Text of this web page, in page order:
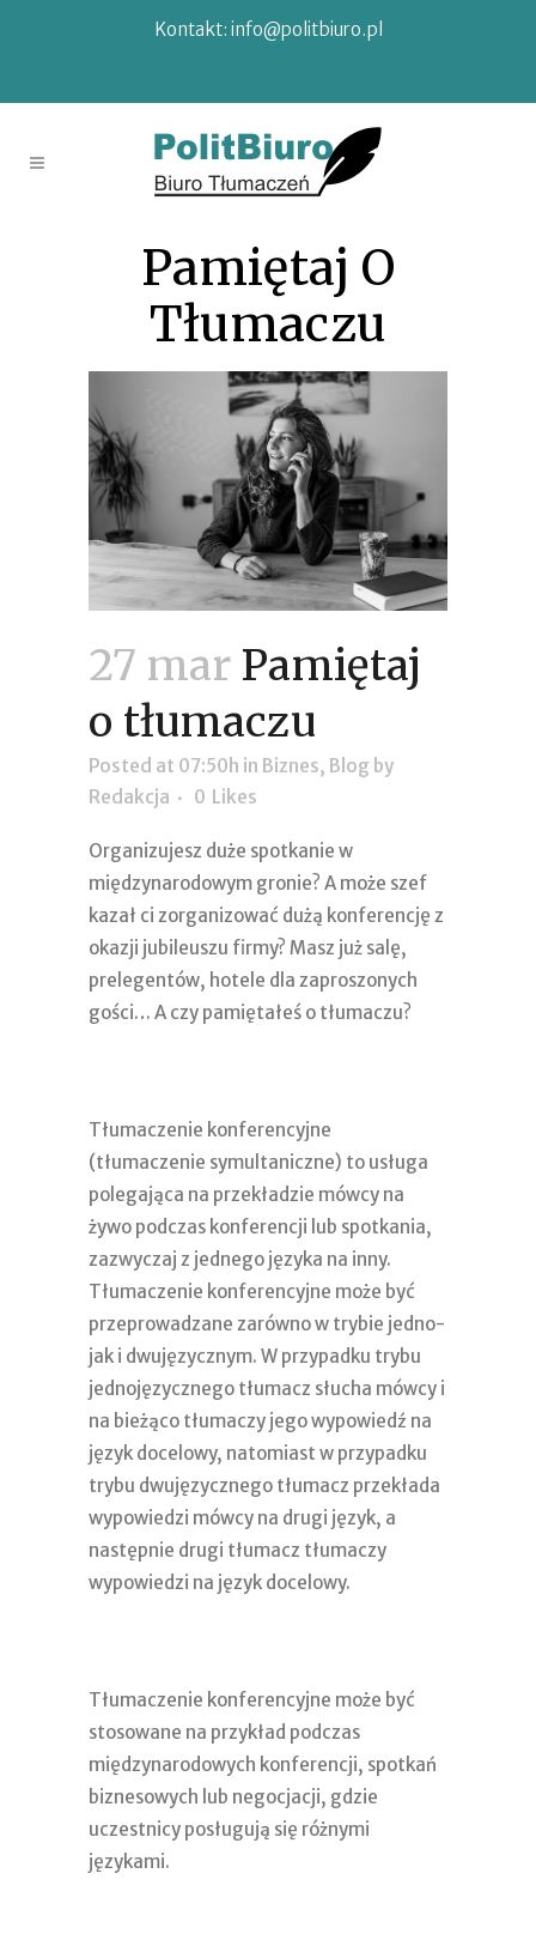
Kontakt: info@politbiuro.pl
Pamiętaj O
Tłumaczu
27 marPamiętaj
o tłumaczu
Posted at 07:50h in Biznes, Blog by
Redakcja
0 Likes
Organizujesz duże spotkanie w
międzynarodowym gronie? A może szef
kazał ci zorganizować dużą konferencję z
okazji jubileuszu firmy? Masz już salę,
prelegentów, hotele dla zaproszonych
gości… A czy pamiętałeś o tłumaczu?
Tłumaczenie konferencyjne
(tłumaczenie symultaniczne) to usługa
polegająca na przekładzie mówcy na
żywo podczas konferencji lub spotkania,
zazwyczaj z jednego języka na inny.
Tłumaczenie konferencyjne może być
przeprowadzane zarówno w trybie jedno-
jak i dwujęzycznym. W przypadku trybu
jednojęzycznego tłumacz słucha mówcy i
na bieżąco tłumaczy jego wypowiedź na
język docelowy, natomiast w przypadku
trybu dwujęzycznego tłumacz przekłada
wypowiedzi mówcy na drugi język, a
następnie drugi tłumacz tłumaczy
wypowiedzi na język docelowy.
Tłumaczenie konferencyjne może być
stosowane na przykład podczas
międzynarodowych konferencji, spotkań
biznesowych lub negocjacji, gdzie
uczestnicy posługują się różnymi
językami.